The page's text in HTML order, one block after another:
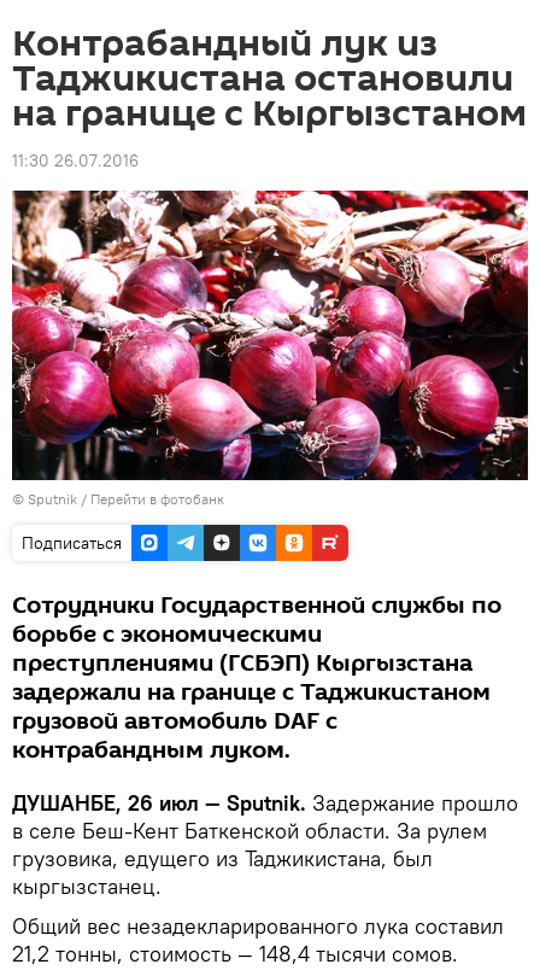
Контрабандный лук из
Таджикистана остановили
на границе с Кыргызстаном
11:30 26.07.2016
© Sputnik / Перейти в фотобанк
Подписаться
Сотрудники Государственной службы по
борьбе с экономическими
преступлениями (ГСБЭП) Кыргызстана
задержали на границе с Таджикистаном
грузовой автомобиль DAF с
контрабандным луком.
ДУШАНБЕ, 26 июл — Sputnik. Задержание прошло
в селе Беш-Кент Баткенской области. За рулем
грузовика, едущего из Таджикистана, был
кыргызстанец.
Общий вес незадекларированного лука составил
21,2 тонны, стоимость — 148,4 тысячи сомов.